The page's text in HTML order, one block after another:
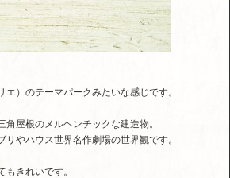
エ）のテーマパークみたいな感じです。
屋根のメルヘンチックな建造物。
やハウス世界名作劇場の世界観です。
きれいです。